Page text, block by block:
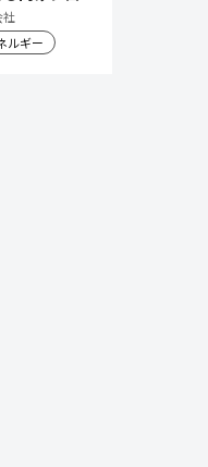
楽しく学
社
ルギー